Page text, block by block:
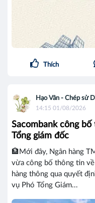
Thích
Hạo Vân - Chép sử
14:15 01/08/2026
Sacombank công
Tổng giám đốc
🏦Mới đây, Ngân hàng
vừa công bố thông tin
hàng thông qua quyết
vụ Phó Tổng Giám...